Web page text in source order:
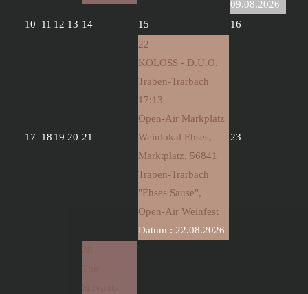
09.08.2026
10
11 12 13 14 15 16
17 18 19 20 21
22
KOLOSS - D.U.O.
Traben-Trarbach
17:13
Open-Air Markplatz
Weinlokal Ehses,
Marktplatz, 56841
Traben-Trarbach
"Ehses Sause",
Open-Air Weinfest
Datum : 22.08.2026
23
28
Servants